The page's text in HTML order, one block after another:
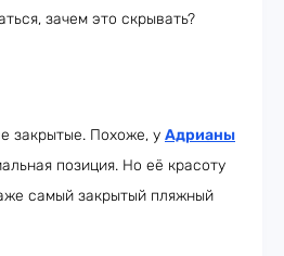
зачем это скрывать?
закрытые. Похоже, у Адрианы
позиция. Но её красоту
самый закрытый пляжный